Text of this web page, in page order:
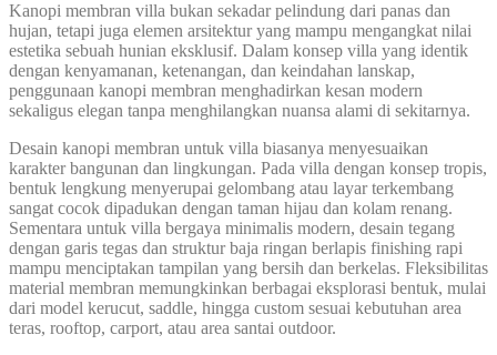
Kanopi membran villa bukan sekadar pelindung dari panas dan
hujan, tetapi juga elemen arsitektur yang mampu mengangkat nilai
estetika sebuah hunian eksklusif. Dalam konsep villa yang identik
dengan kenyamanan, ketenangan, dan keindahan lanskap,
penggunaan kanopi membran menghadirkan kesan modern
sekaligus elegan tanpa menghilangkan nuansa alami di sekitarnya.
Desain kanopi membran untuk villa biasanya menyesuaikan
karakter bangunan dan lingkungan. Pada villa dengan konsep tropis,
bentuk lengkung menyerupai gelombang atau layar terkembang
sangat cocok dipadukan dengan taman hijau dan kolam renang.
Sementara untuk villa bergaya minimalis modern, desain tegang
dengan garis tegas dan struktur baja ringan berlapis finishing rapi
mampu menciptakan tampilan yang bersih dan berkelas. Fleksibilitas
material membran memungkinkan berbagai eksplorasi bentuk, mulai
dari model kerucut, saddle, hingga custom sesuai kebutuhan area
teras, rooftop, carport, atau area santai outdoor.